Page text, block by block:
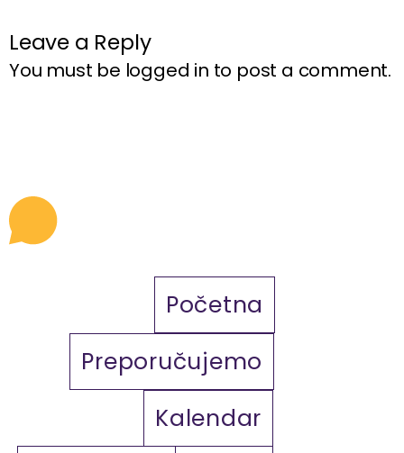
Leave a Reply
You must be logged in to post a comment.
Početna
Preporučujemo
Kalendar